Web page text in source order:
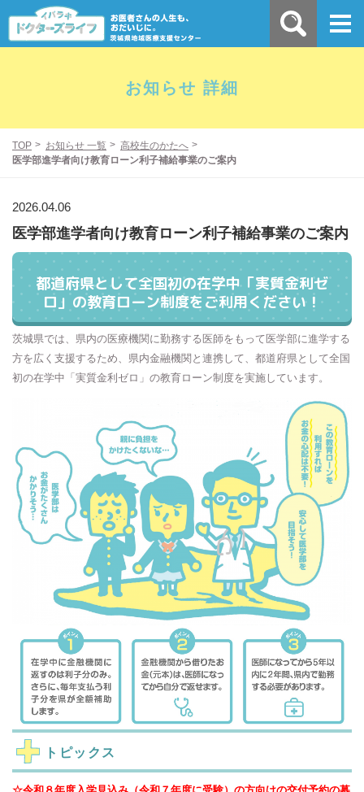
お知らせ 詳細
TOP お知らせ 一覧
高校生のかたへ
医学部進学者向け教育ローン利子補給事業のご案内
2026.04.06
医学部進学者向け教育ローン利子補給事業のご案内
都道府県として全国初の在学中「実質金利ゼ
ロ」の教育ローン制度をご利用ください！
茨城県では、県内の医療機関に勤務する医師をもって医学部に進学する
方を広く支援するため、県内金融機関と連携して、都道府県として全国
初の在学中「実質金利ゼロ」の教育ローン制度を実施しています。
トピックス